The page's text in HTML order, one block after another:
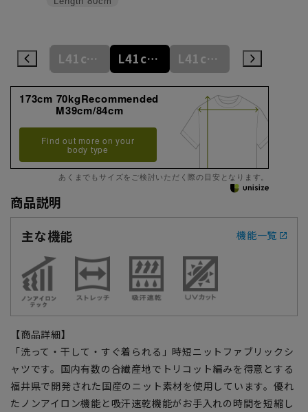
L41cm/78cm L41cm/80cm L41cm/82cm L41cm/84cm
173cm 70kgRecommended
M39cm/84cm
Find out more on your
body type
あくまでもサイズをご検討いただく際の目安となります。
商品説明
主な機能
機能一覧
【商品詳細】
「洗って・干して・すぐ着られる」時短ニットファブリックシ
ャツです。国内有数の合繊産地でトリコット編みを得意とする
福井県で開発された国産のニット素材を使用しています。優れ
たノンアイロン機能と吸汗速乾機能がお手入れの時間を短縮し